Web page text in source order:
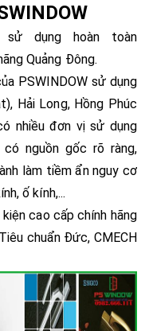
sử dụng hoàn toàn
Quảng Đông.
PSWINDOW sử dụng
Hải Long, Hồng Phúc
nhiều đơn vị sử dụng
nguồn gốc rõ ràng,
làm tiềm ẩn nguy cơ
ố kính,...
cao cấp chính hãng
chuẩn Đức, CMECH